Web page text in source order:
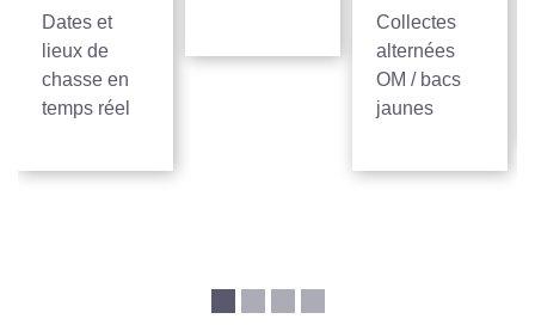
Dates et
lieux de
chasse en
temps réel
Collectes
alternées
OM / bacs
jaunes